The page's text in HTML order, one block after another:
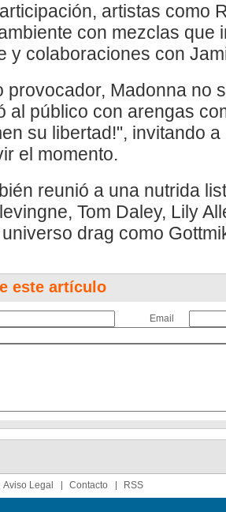
artistas como
con mezclas que
y colaboraciones con
provocador, Madonna no
al público con arengas
su libertad!", invitando
el momento.
reunió a una nutrida
Tom Daley, Lily
drag como
este artículo
Email
Aviso Legal Contacto RSS